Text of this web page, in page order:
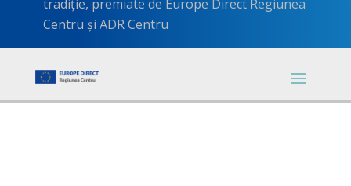
tradiție, premiate de Europe Direct Regiunea
Centru și ADR Centru